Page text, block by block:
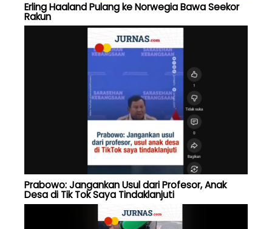
Erling Haaland Pulang ke Norwegia Bawa Seekor
Rakun
Prabowo: Jangankan Usul dari Profesor, Anak
Desa di Tik Tok Saya Tindaklanjuti